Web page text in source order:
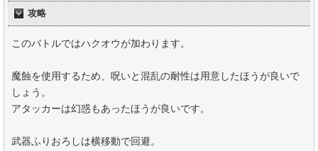
攻略
このバトルではハクオウが加わります。
魔蝕を使用するため、呪いと混乱の耐性は用意したほうが良いで
しょう。
アタッカーは幻惑もあったほうが良いです。
武器ふりおろしは横移動で回避。